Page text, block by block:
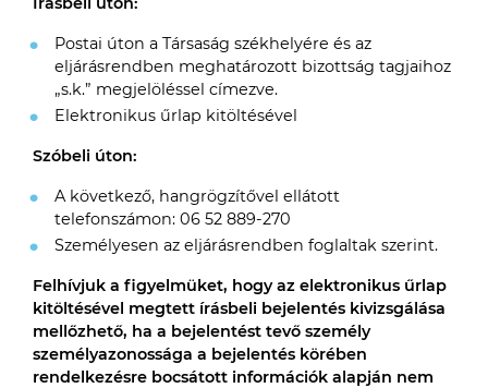
Postai úton a Társaság székhelyére és az
eljárásrendben meghatározott bizottság tagjaihoz
„s.k.” megjelöléssel címezve.
Elektronikus űrlap kitöltésével
Szóbeli úton:
A következő, hangrögzítővel ellátott
telefonszámon: 06 52 889-270
Személyesen az eljárásrendben foglaltak szerint.
Felhívjuk a figyelmüket, hogy az elektronikus űrlap
kitöltésével megtett írásbeli bejelentés kivizsgálása
mellőzhető, ha a bejelentést tevő személy
személyazonossága a bejelentés körében
rendelkezésre bocsátott információk alapján nem